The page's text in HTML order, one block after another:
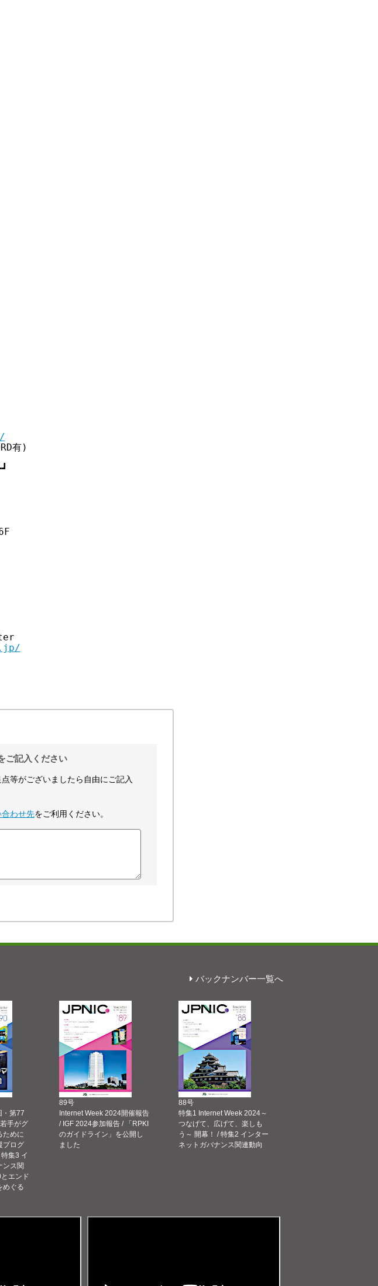
有)
ご記入ください
等がございましたら自由にご記入
合わせ先をご利用ください。
バックナンバー一覧へ
・第77
手がグ
ために
プログ
集3 イ
ンス関
エンド
めぐる
89号
Internet Week 2024開催報告
/ IGF 2024参加報告 / 「RPKI
のガイドライン」を公開し
ました
88号
特集1 Internet Week 2024～
つなげて、広げて、楽しも
う～ 開幕！ / 特集2 インター
ネットガバナンス関連動向